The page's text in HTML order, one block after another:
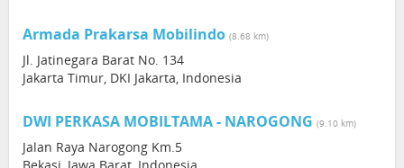
Armada Prakarsa Mobilindo (8.68 km)
Jl. Jatinegara Barat No. 134
Jakarta Timur, DKI Jakarta, Indonesia
DWI PERKASA MOBILTAMA - NAROGONG (9.10 km)
Jalan Raya Narogong Km.5